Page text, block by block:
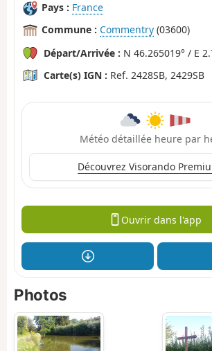
Pays : France
Commune : Commentry (03600)
Départ/Arrivée : N 46.265019° / E
Carte(s) IGN : Ref. 2428SB, 2429SB
Météo détaillée heure par
Découvrez Visorando
Ouvrir dans l'app
Photos